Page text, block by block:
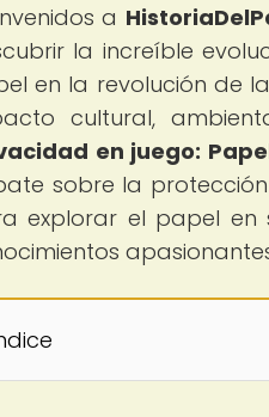
a
la increíble
en la revolución de
cultural,
en juego:
sobre la
explorar el papel en